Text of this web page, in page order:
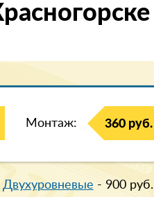
Монтаж: 360 руб.
Двухуровневые - 900руб.